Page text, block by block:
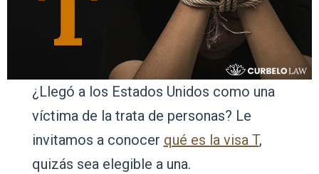
¿Llegó a los Estados Unidos como una
víctima de la trata de personas? Le
invitamos a conocer qué es la visa T,
quizás sea elegible a una.